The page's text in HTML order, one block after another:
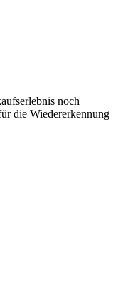
noch
die Wiedererkennung